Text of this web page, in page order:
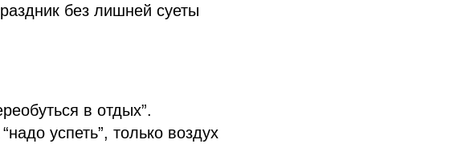
без лишней суеты
в отдых”.
успеть”, только воздух